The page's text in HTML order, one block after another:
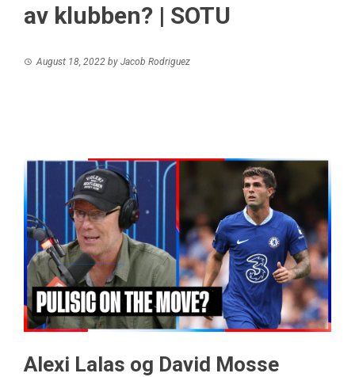
av klubben? | SOTU
August 18, 2022 by Jacob Rodriguez
Alexi Lalas og David Mosse